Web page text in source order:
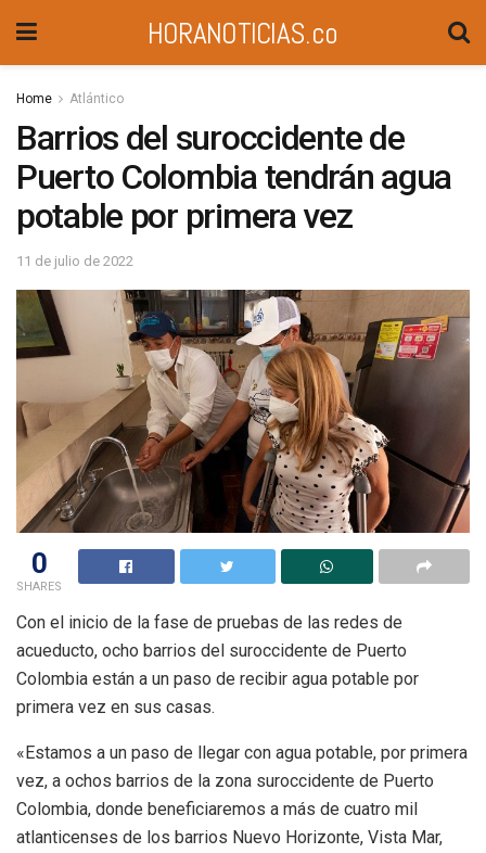
HORANOTICIAS.co
Home Atlántico
Barrios del suroccidente de
Puerto Colombia tendrán agua
potable por primera vez
11 de julio de 2022
0
SHARES
Con el inicio de la fase de pruebas de las redes de
acueducto, ocho barrios del suroccidente de Puerto
Colombia están a un paso de recibir agua potable por
primera vez en sus casas.
«Estamos a un paso de llegar con agua potable, por primera
vez, a ochos barrios de la zona suroccidente de Puerto
Colombia, donde beneficiaremos a más de cuatro mil
atlanticenses de los barrios Nuevo Horizonte, Vista Mar,